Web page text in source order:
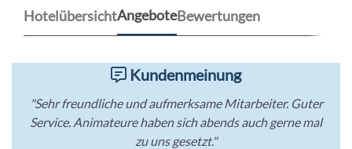
HotelübersichtAngeboteBewertungen
Kundenmeinung
"Sehr freundliche und aufmerksame Mitarbeiter. Guter
Service. Animateure haben sich abends auch gerne mal
zu uns gesetzt."